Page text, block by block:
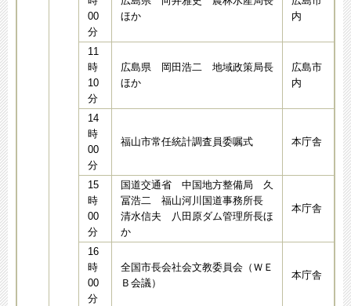
00
分
ほか
内
11
時
10
分
広島県 岡田浩二 地域政策局長
ほか
広島市
内
14
時
00
分
福山市常任統計調査員委嘱式 本庁舎
15
時
00
分
国道交通省 中国地方整備局 久
冨浩二 福山河川国道事務所長
清水信夫 八田原ダム管理所長ほ
か
本庁舎
16
時
00
分
全国市長会社会文教委員会（ＷＥ
Ｂ会議）
本庁舎